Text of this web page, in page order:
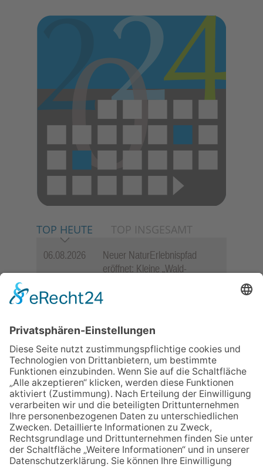
TOP HEUTE TOP INSGESAMT
06.08.2026
Neuer NaturErlebnispfad
eröffnet: Kleine „Wald-
Königstein beben
Heimat“ – Lions-Präsident
Jürgen Rohrmann setzt auf
Gemeinschaft und Bewährtes
06.08.2026
Baustellenführung führt auch in
die Zukunft der Stadt
Königstein
06.08.2026
Schulranzen schenken Kindern
einen guten Start